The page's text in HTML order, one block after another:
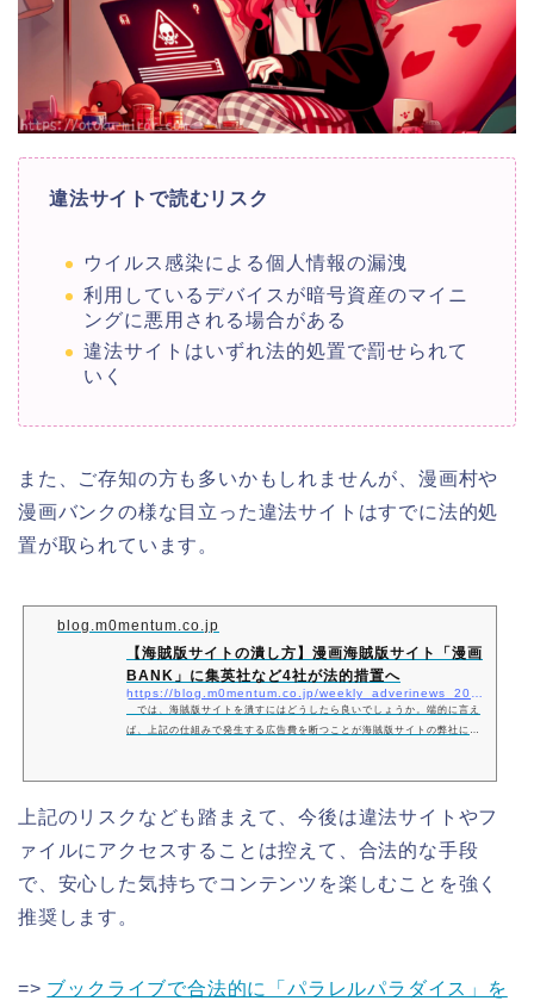
違法サイトで読むリスク
ウイルス感染による個人情報の漏洩
利用しているデバイスが暗号資産のマイニ
ングに悪用される場合がある
違法サイトはいずれ法的処置で罰せられて
いく
また、ご存知の方も多いかもしれませんが、漫画村や
漫画バンクの様な目立った違法サイトはすでに法的処
置が取られています。
blog.m0mentum.co.jp
【海賊版サイトの潰し方】漫画海賊版サイト「漫画
BANK」に集英社など4社が法的措置へ
https://blog.m0mentum.co.jp/weekly_adverinews_20211115
では、海賊版サイトを潰すにはどうしたら良いでしょうか。端的に言え
ば、上記の仕組みで発生する広告費を断つことが海賊版サイトの弊社につ
上記のリスクなども踏まえて、今後は違法サイトやフ
ァイルにアクセスすることは控えて、合法的な手段
で、安心した気持ちでコンテンツを楽しむことを強く
推奨します。
=> ブックライブで合法的に「パラレルパラダイス」を